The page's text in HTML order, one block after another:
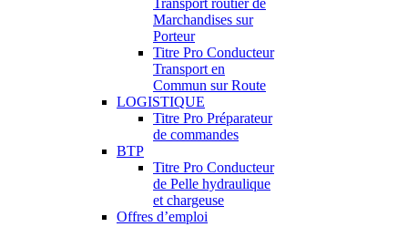
Transport routier de
Marchandises sur
Porteur
Titre Pro Conducteur
Transport en
Commun sur Route
LOGISTIQUE
Titre Pro Préparateur
de commandes
BTP
Titre Pro Conducteur
de Pelle hydraulique
et chargeuse
Offres d’emploi